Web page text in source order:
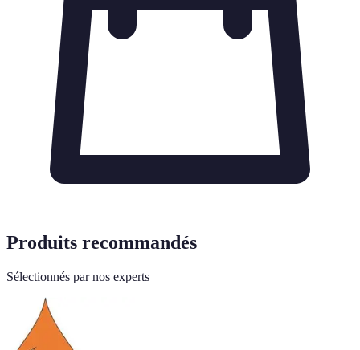
Produits recommandés
Sélectionnés par nos experts